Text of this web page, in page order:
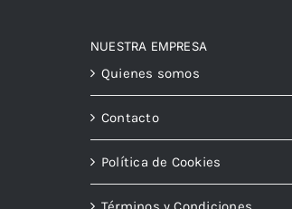
NUESTRA EMPRESA
Quienes somos
Contacto
Política de Cookies